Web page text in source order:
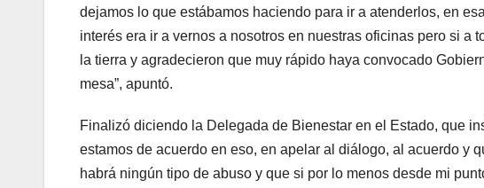
dejamos lo que estábamos haciendo para ir a atenderlos, en
interés era ir a vernos a nosotros en nuestras oficinas pero si a
la tierra y agradecieron que muy rápido haya convocado
mesa”, apuntó.
Finalizó diciendo la Delegada de Bienestar en el Estado, que
estamos de acuerdo en eso, en apelar al diálogo, al acuerdo y
habrá ningún tipo de abuso y que si por lo menos desde mi